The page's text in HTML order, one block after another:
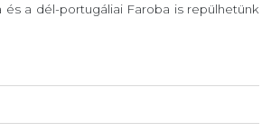
a dél-portugáliai Faroba is repülhetünk